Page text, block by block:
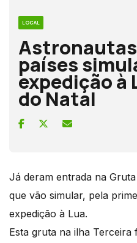
LOCAL
países
expedição à
do Natal
Já deram entrada na
que vão simular, pela
expedição à Lua.
Esta gruta na ilha Terceira